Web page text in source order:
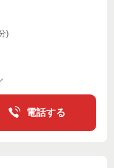
)
電話する